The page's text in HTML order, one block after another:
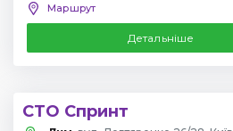
Маршрут
Детальніше
СТО Спринт